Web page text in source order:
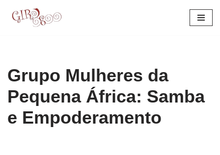
Grupo Mulheres da
Pequena África: Samba
e Empoderamento